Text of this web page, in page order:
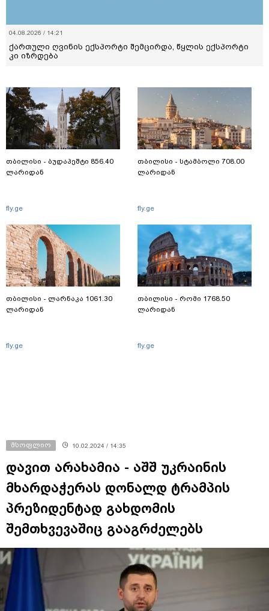
04.08.2026 / 14:21
ქართული ღვინის ექსპორტი შემცირდა, წყლის ექსპორტი
კი იზრდება
თბილისი - ბუდაპეშტი 856.40
ლარიდან
fly.ge
თბილისი - ლარნაკა 1061.30
ლარიდან
fly.ge
თბილისი - სტამბოლი 708.00
ლარიდან
fly.ge
თბილისი - რომი 1768.50
ლარიდან
fly.ge
მსოფლიო 10.02.2024 / 14:35
დავით არახამია - აშშ უკრაინის
მხარდაჭერას დონალდ ტრამპის
პრეზიდენტად გახდომის
შემთხვევაშიც გააგრძელებს